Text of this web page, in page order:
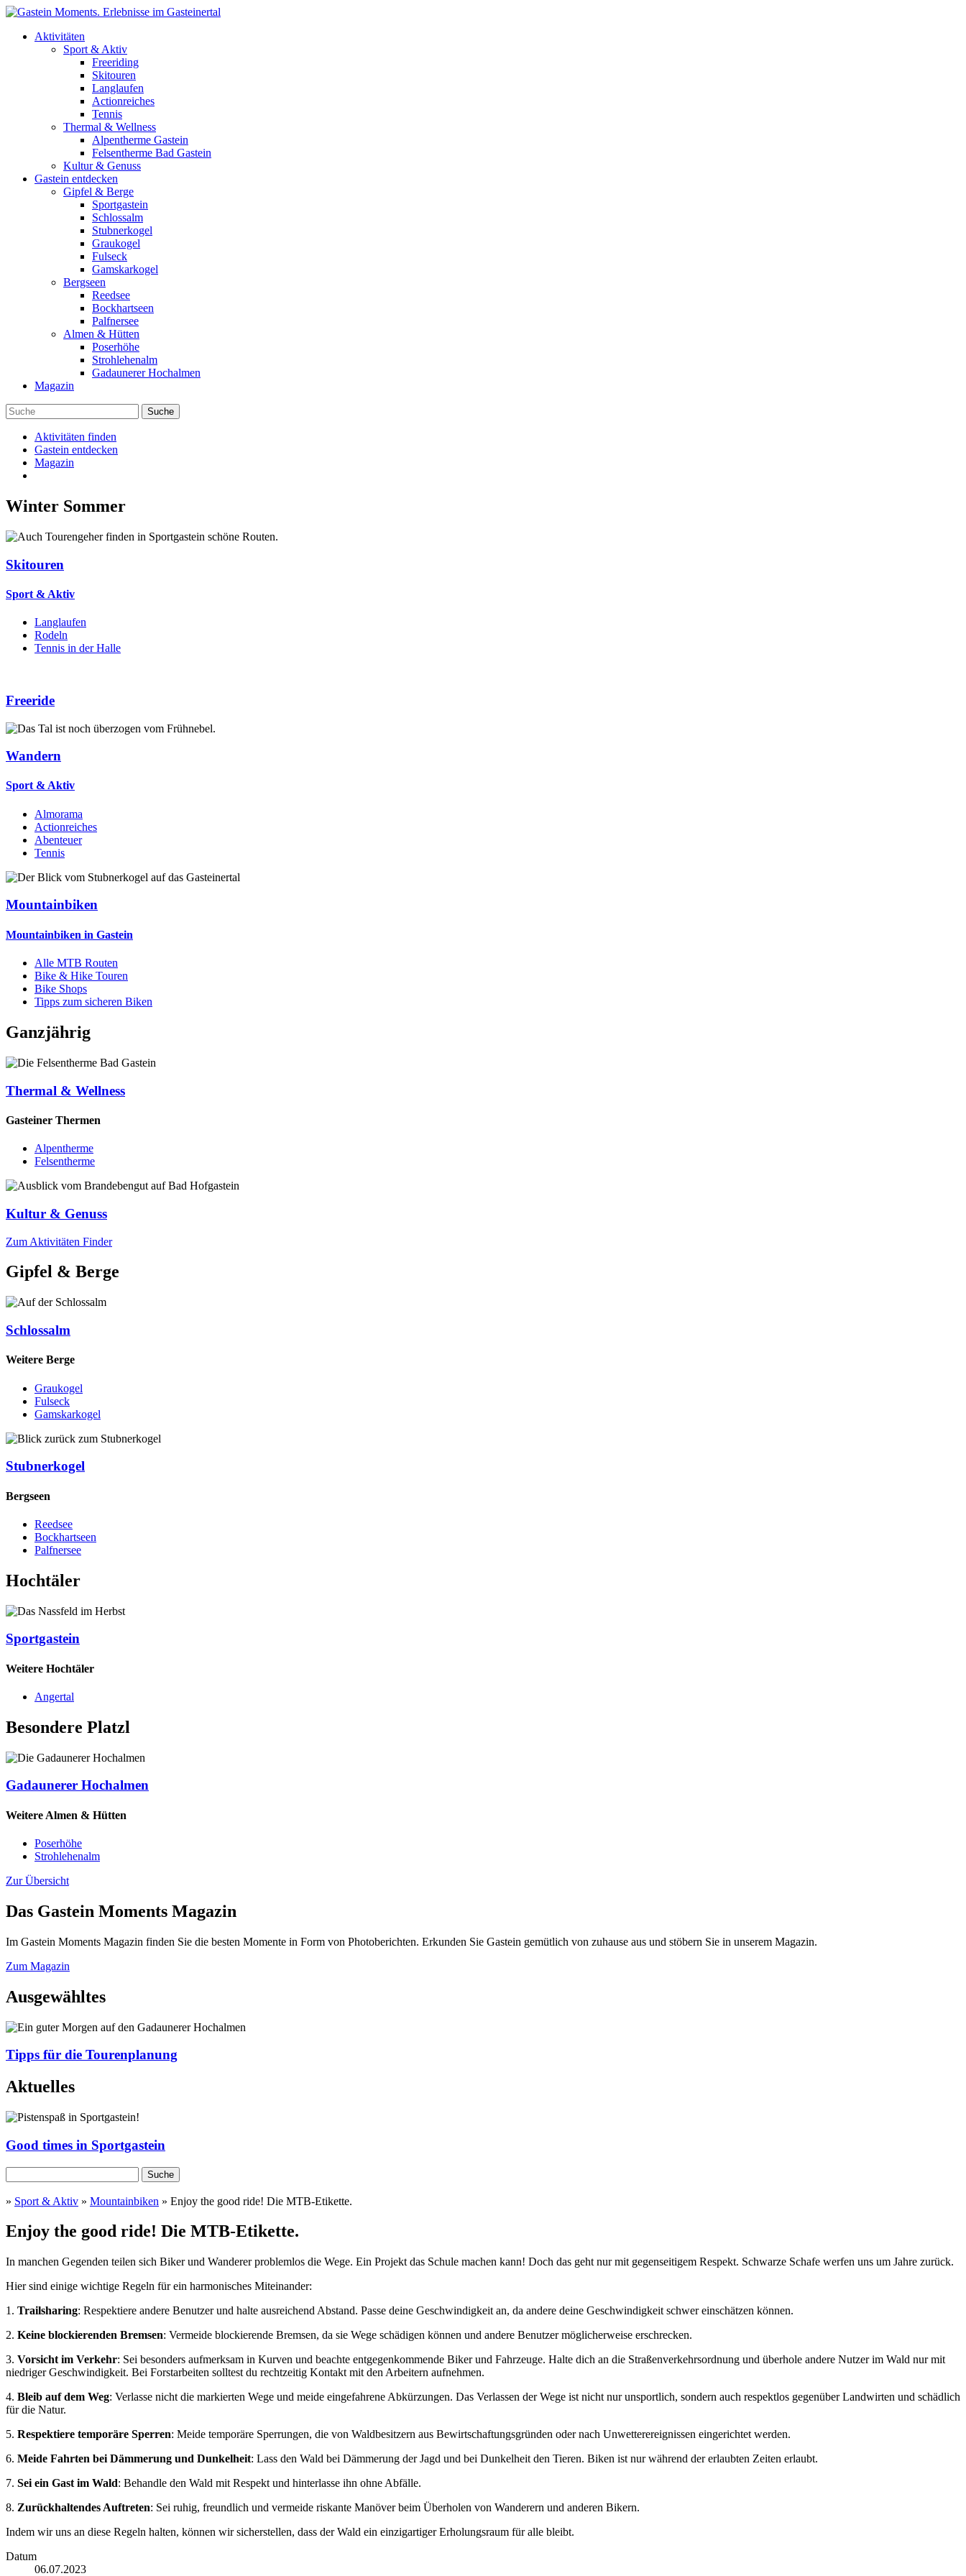
Direkt zum Inhalt
Aktivitäten
Sport & Aktiv
Freeriding
Skitouren
Langlaufen
Actionreiches
Tennis
Thermal & Wellness
Alpentherme Gastein
Felsentherme Bad Gastein
Kultur & Genuss
Gastein entdecken
Gipfel & Berge
Sportgastein
Schlossalm
Stubnerkogel
Graukogel
Fulseck
Gamskarkogel
Bergseen
Reedsee
Bockhartseen
Palfnersee
Almen & Hütten
Poserhöhe
Strohlehenalm
Gadaunerer Hochalmen
Magazin
Aktivitäten finden
Gastein entdecken
Magazin
Winter Sommer
Skitouren
Sport & Aktiv
Langlaufen
Rodeln
Tennis in der Halle
Freeride
Wandern
Sport & Aktiv
Almorama
Actionreiches
Abenteuer
Tennis
Mountainbiken
Mountainbiken in Gastein
Alle MTB Routen
Bike & Hike Touren
Bike Shops
Tipps zum sicheren Biken
Ganzjährig
Thermal & Wellness
Gasteiner Thermen
Alpentherme
Felsentherme
Kultur & Genuss
Zum Aktivitäten Finder
Gipfel & Berge
Schlossalm
Weitere Berge
Graukogel
Fulseck
Gamskarkogel
Stubnerkogel
Bergseen
Reedsee
Bockhartseen
Palfnersee
Hochtäler
Sportgastein
Weitere Hochtäler
Angertal
Besondere Platzl
Gadaunerer Hochalmen
Weitere Almen & Hütten
Poserhöhe
Strohlehenalm
Zur Übersicht
Das Gastein Moments Magazin
Im Gastein Moments Magazin finden Sie die besten Momente in Form von Photoberichten. Erkunden Sie Gastein gemütlich von zuhause aus und stöbern Sie in unserem Magazin.
Zum Magazin
Ausgewähltes
Tipps für die Tourenplanung
Aktuelles
Good times in Sportgastein
» Sport & Aktiv » Mountainbiken » Enjoy the good ride! Die MTB-Etikette.
Enjoy the good ride! Die MTB-Etikette.
In manchen Gegenden teilen sich Biker und Wanderer problemlos die Wege. Ein Projekt das Schule machen kann! Doch das geht nur mit gegenseitigem Respekt. Schwarze Schafe werfen uns um Jahre zurück.
Hier sind einige wichtige Regeln für ein harmonisches Miteinander:
1. Trailsharing: Respektiere andere Benutzer und halte ausreichend Abstand. Passe deine Geschwindigkeit an, da andere deine Geschwindigkeit schwer einschätzen können.
2. Keine blockierenden Bremsen: Vermeide blockierende Bremsen, da sie Wege schädigen können und andere Benutzer möglicherweise erschrecken.
3. Vorsicht im Verkehr: Sei besonders aufmerksam in Kurven und beachte entgegenkommende Biker und Fahrzeuge. Halte dich an die Straßenverkehrsordnung und überhole andere Nutzer im Wald nur mit
niedriger Geschwindigkeit. Bei Forstarbeiten solltest du rechtzeitig Kontakt mit den Arbeitern aufnehmen.
4. Bleib auf dem Weg: Verlasse nicht die markierten Wege und meide eingefahrene Abkürzungen. Das Verlassen der Wege ist nicht nur unsportlich, sondern auch respektlos gegenüber Landwirten und schädlich
für die Natur.
5. Respektiere temporäre Sperren: Meide temporäre Sperrungen, die von Waldbesitzern aus Bewirtschaftungsgründen oder nach Unwetterereignissen eingerichtet werden.
6. Meide Fahrten bei Dämmerung und Dunkelheit: Lass den Wald bei Dämmerung der Jagd und bei Dunkelheit den Tieren. Biken ist nur während der erlaubten Zeiten erlaubt.
7. Sei ein Gast im Wald: Behandle den Wald mit Respekt und hinterlasse ihn ohne Abfälle.
8. Zurückhaltendes Auftreten: Sei ruhig, freundlich und vermeide riskante Manöver beim Überholen von Wanderern und anderen Bikern.
Indem wir uns an diese Regeln halten, können wir sicherstellen, dass der Wald ein einzigartiger Erholungsraum für alle bleibt.
Datum
06.07.2023